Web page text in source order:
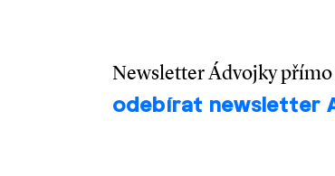
Newsletter Ádvojky přímo
odebírat newsletter